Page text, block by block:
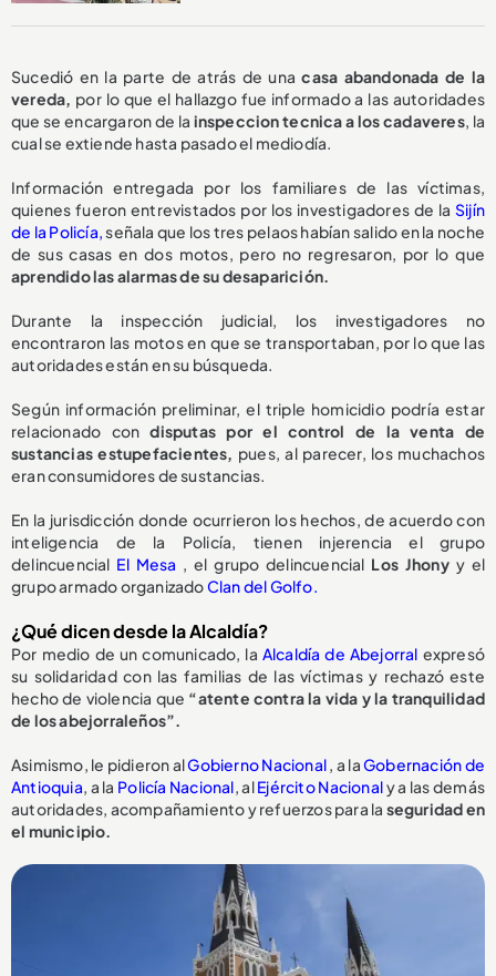
Sucedió en la parte de atrás de unacasa abandonada de la
vereda, por lo que el hallazgo fue informado a las autoridades
que se encargaron de la inspeccion tecnica a los cadaveres, la
cual se extiende hasta pasado el mediodía.
Información entregada por los familiares de las víctimas,
quienes fueron entrevistados por los investigadores de la Sijín
de la Policía,señala que los tres pelaos habían salido en la noche
de sus casas en dos motos, pero no regresaron, por lo que
aprendido las alarmas de su desaparición.
Durante la inspección judicial, los investigadores no
encontraron las motos en que se transportaban, por lo que las
autoridades están en su búsqueda.
Según información preliminar, el triple homicidio podría estar
relacionado condisputas por el control de la venta de
sustancias estupefacientes, pues, al parecer, los muchachos
eran consumidores de sustancias.
En la jurisdicción donde ocurrieron los hechos, de acuerdo con
inteligencia de la Policía, tienen injerencia el grupo
delincuencial El Mesa , el grupo delincuencial Los Jhonyy el
grupo armado organizadoClan del Golfo.
¿Qué dicen desde la Alcaldía?
Por medio de un comunicado, la Alcaldía de Abejorral expresó
su solidaridad con las familias de las víctimas y rechazó este
hecho de violencia que “atente contra la vida y la tranquilidad
de los abejorraleños”.
Asimismo, le pidieron alGobierno Nacional, a laGobernación de
Antioquia, a la Policía Nacional, alEjército Nacionaly a las demás
autoridades, acompañamiento y refuerzos para la seguridad en
el municipio.